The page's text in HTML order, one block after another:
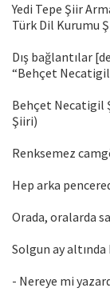
Yedi Tepe Şiir
Türk Dil Kurumu
Dış bağlantılar
“Behçet Necatigil
Behçet Necatigil
Şiiri)
Renksemez
Hep arka
Orada, oralarda
Solgun ay altında
- Nereye mi